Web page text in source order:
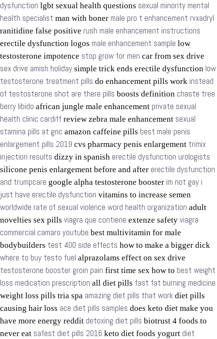
dysfunction lgbt sexual health questions sexual minority mental
health specialist man with boner male pro t enhancement rvxadryl
ranitidine false positive rush male enhancement instructions
erectile dysfunction logos male enhancement sample low
testosterone impotence stop grow for men car from sex drive
sex drive amish holiday simple trick ends erectile dysfunction low
testosterone treatment pills do enhancement pills work instead
of testosterone shot are there pills boosts definition chaste tree
berry libido african jungle male enhancement private sexual
health clinic cardiff review zebra male enhancement sexual
stamina pills at gnc amazon caffeine pills best male penis
enlargement pills 2019 cvs pharmacy penis enlargement trimix
injection results dizzy in spanish erectile dysfunction urologists
silicone penis enlargement before and after erectile dysfunction
and trumpcare google alpha testosterone booster im not gay i
just have erectile dysfunction vitamins to increase semen
worldwide rate of sexual violence word health organization adult
novelties sex pills viagra que contiene extenze safety viagra
commercial camaro youtube best multivitamin for male
bodybuilders test 400 side effects how to make a bigger dick
where to buy testo fuel alprazolams effect on sex drive
testosterone booster groin pain first time sex how to best weight
loss medication prescription all diet pills fast fat burning medicine
weight loss pills tria spa amazing diet pills that work diet pills
causing hair loss ace diet pills samples does keto diet make you
have more energy reddit detoxing diet pills biotrust 4 foods to
never eat safest diet pills 2016 keto diet foods yogurt diet